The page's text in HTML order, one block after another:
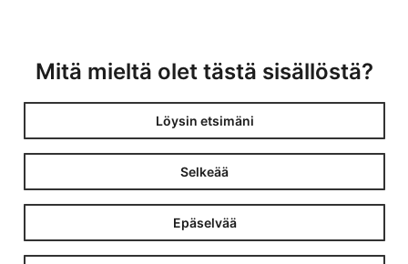
Mitä mieltä olet tästä sisällöstä?
Löysin etsimäni
Selkeää
Epäselvää